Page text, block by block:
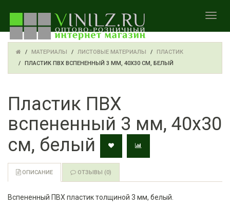
МАТЕРИАЛЫ ЛИСТОВЫЕ МАТЕРИАЛЫ
ПЛАСТИК
ПЛАСТИК ПВХ ВСПЕНЕННЫЙ 3 ММ, 40Х30 СМ, БЕЛЫЙ
Пластик ПВХ
вспененный 3 мм, 40х30
см, белый
ОПИСАНИЕ ОТЗЫВЫ (0)
Вспененный ПВХ пластик толщиной 3 мм, белый.